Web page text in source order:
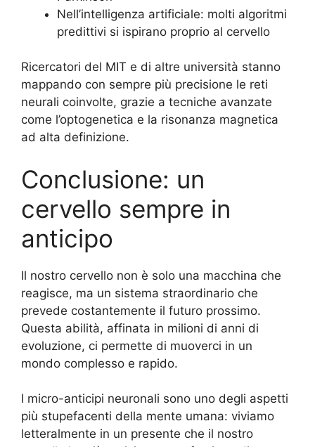
Nell’intelligenza artificiale: molti algoritmi
predittivi si ispirano proprio al cervello
Ricercatori del MIT e di altre università stanno
mappando con sempre più precisione le reti
neurali coinvolte, grazie a tecniche avanzate
come l’optogenetica e la risonanza magnetica
ad alta definizione.
Conclusione: un
cervello sempre in
anticipo
Il nostro cervello non è solo una macchina che
reagisce, ma un sistema straordinario che
prevede costantemente il futuro prossimo.
Questa abilità, affinata in milioni di anni di
evoluzione, ci permette di muoverci in un
mondo complesso e rapido.
I micro-anticipi neuronali sono uno degli aspetti
più stupefacenti della mente umana: viviamo
letteralmente in un presente che il nostro